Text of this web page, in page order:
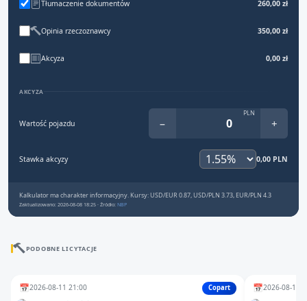
Tłumaczenie dokumentów 260,00 zł
Opinia rzeczoznawcy 350,00 zł
Akcyza 0,00 zł
AKCYZA
Wartość pojazdu −
PLN
+
Stawka akcyzy 0,00 PLN
Kalkulator ma charakter informacyjny. Kursy: USD/EUR 0.87, USD/PLN 3.73, EUR/PLN 4.3
Zaktualizowano: 2026-08-08 18:25 · Źródło: NBP
PODOBNE LICYTACJE
📅2026-08-11 21:00 Copart 📅2026-08-11